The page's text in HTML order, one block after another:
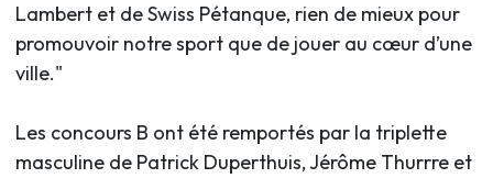
Lambert et de Swiss Pétanque, rien de mieux pour
promouvoir notre sport que de jouer au cœur d’une
ville."
Les concours B ont été remportés par la triplette
masculine de Patrick Duperthuis, Jérôme Thurrre et